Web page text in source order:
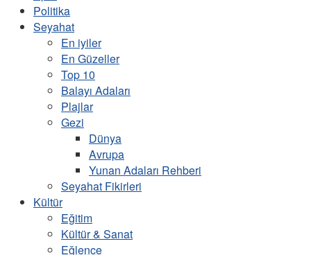
Politika
Seyahat
En iyiler
En Güzeller
Top 10
Balayı Adaları
Plajlar
Gezi
Dünya
Avrupa
Yunan Adaları Rehberi
Seyahat Fikirleri
Kültür
Eğitim
Kültür & Sanat
Eğlence